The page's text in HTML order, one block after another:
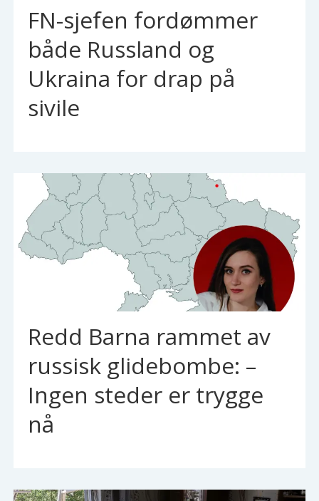
FN-sjefen fordømmer
både Russland og
Ukraina for drap på
sivile
Redd Barna rammet av
russisk glidebombe: –
Ingen steder er trygge
nå